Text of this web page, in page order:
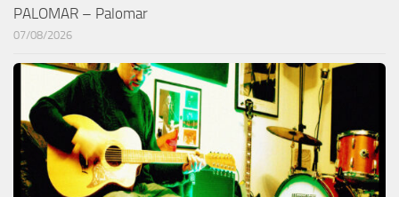
PALOMAR – Palomar
07/08/2026